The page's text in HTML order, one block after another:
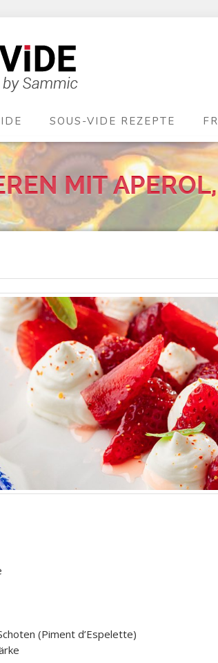
SOUS-VIDE REZEPTE
MIT
(Piment d’Espelette)